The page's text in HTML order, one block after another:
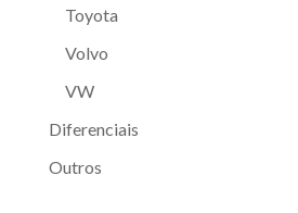
Toyota
Volvo
VW
Diferenciais
Outros